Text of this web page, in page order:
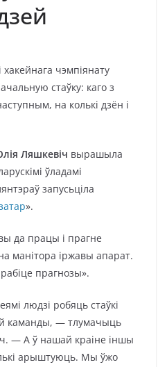
чэмпіянату
стаўку: каго з
на колькі дзён і
Ляшкевіч вырашыла
ўладамі
запусьціла
».
да працы і прагне
манітора іржавы апарат.
прагнозы».
людзі робяць стаўкі
каманды, — тлумачыць
— А ў нашай краіне іншы
арыштуюць. Мы ўжо